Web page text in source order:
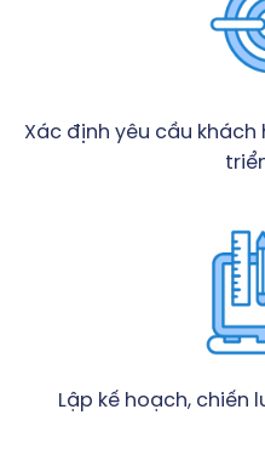
Xác định yêu cầu
Lập kế hoạch, chiến